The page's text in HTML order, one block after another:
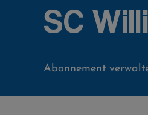
SC
Abonnement